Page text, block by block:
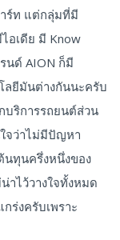
ร์ท แต่กลุ่มที่มี
อเดีย มี Know
นด์ AION ก็มี
ลยีมันต่างกันนะครับ
บริการรถยนต์ส่วน
จว่าไม่มีปัญหา
ทุนครึ่งหนึ่งของ
าไว้วางใจทั้งหมด
ร่งครับเพราะ